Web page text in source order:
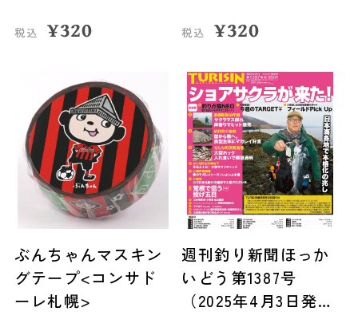
税込 ¥320 税込 ¥320
ぶんちゃんマスキン
グテープ<コンサド
ーレ札幌>
週刊釣り新聞ほっか
いどう第1387号
（2025年4月3日発